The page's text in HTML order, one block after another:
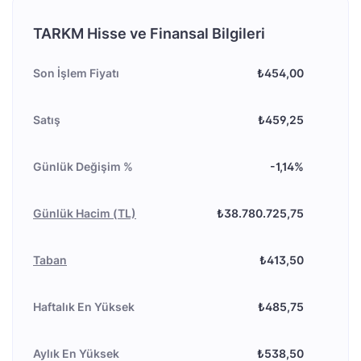
TARKM Hisse ve Finansal Bilgileri
Son İşlem Fiyatı ₺454,00
Satış ₺459,25
Günlük Değişim % -1,14%
Günlük Hacim (TL) ₺38.780.725,75
Taban ₺413,50
Haftalık En Yüksek ₺485,75
Aylık En Yüksek ₺538,50